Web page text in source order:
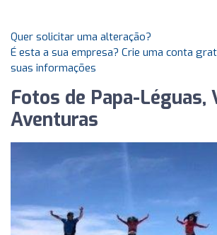
Quer solicitar uma alteração?
É esta a sua empresa? Crie uma conta
suas informações
Fotos de Papa-Léguas,
Aventuras